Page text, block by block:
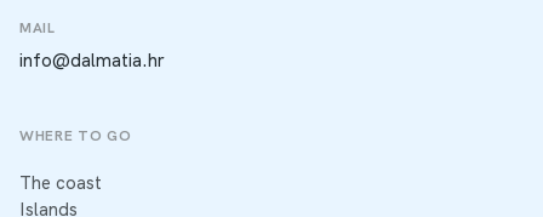
MAIL
info@dalmatia.hr
WHERE TO GO
The coast
Islands